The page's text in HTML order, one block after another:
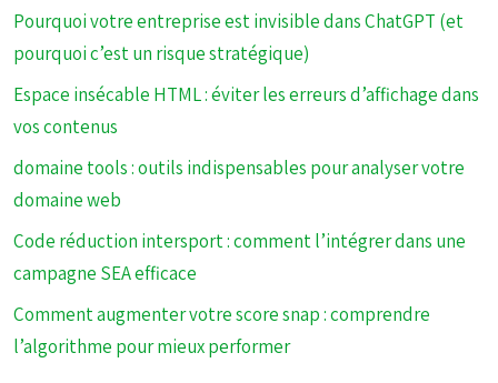
Pourquoi votre entreprise est invisible dans ChatGPT (et
pourquoi c’est un risque stratégique)
Espace insécable HTML : éviter les erreurs d’affichage dans
vos contenus
domaine tools : outils indispensables pour analyser votre
domaine web
Code réduction intersport : comment l’intégrer dans une
campagne SEA efficace
Comment augmenter votre score snap : comprendre
l’algorithme pour mieux performer